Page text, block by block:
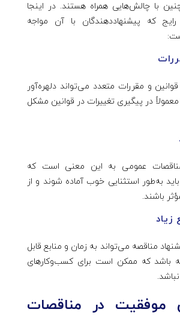
با چالش‌هایی همراه هستند. در اینجا
که پیشنهاددهندگان با آن مواجه
و مقررات متعدد می‌تواند دلهره‌آور
در پیگیری تغییرات در قوانین مشکل
عمومی به این معنی است که
به‌طور استثنایی خوب آماده شوند و از
باشند.
مناقصه می‌تواند به زمان و منابع قابل
باشد که ممکن است برای کسب‌وکارهای
موفقیت در مناقصات